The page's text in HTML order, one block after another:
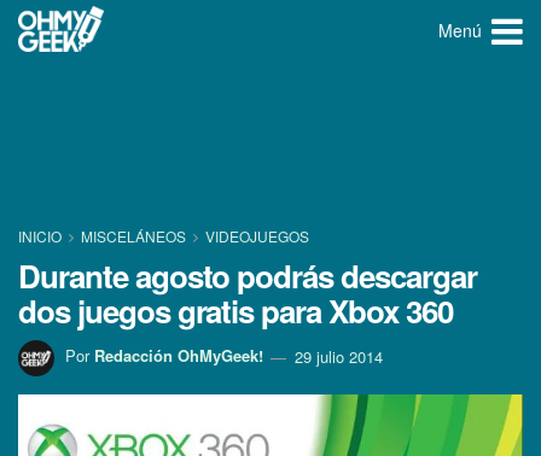
Menú
INICIO MISCELÁNEOS VIDEOJUEGOS
Durante agosto podrás descargar
dos juegos gratis para Xbox 360
Por Redacción OhMyGeek! 29 julio 2014